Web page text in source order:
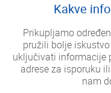
Kakve
Prikupljamo
pružili bolje
uključivati ​​informacije
adrese za isporuku
nam